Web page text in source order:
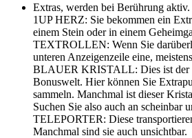
Extras, werden bei Berührung aktiv.
1UP HERZ: Sie bekommen ein
einem Stein oder in einem
TEXTROLLEN: Wenn Sie
unteren Anzeigenzeile eine,
BLAUER KRISTALL: Dies ist der
Bonuswelt. Hier können Sie
sammeln. Manchmal ist dieser
Suchen Sie also auch an scheinbar
TELEPORTER: Diese
Manchmal sind sie auch unsichtbar.